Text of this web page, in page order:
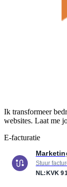
Ik transformeer
websites. Laat me
E-facturatie
Stuur
NL:KVK